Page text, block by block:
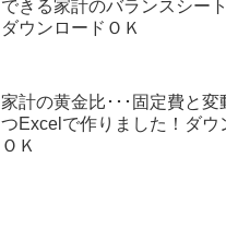
できる家計のバランスシー
ダウンロードＯＫ
家計の黄金比･･･固定費と変
つExcelで作りました！ダウ
ＯＫ